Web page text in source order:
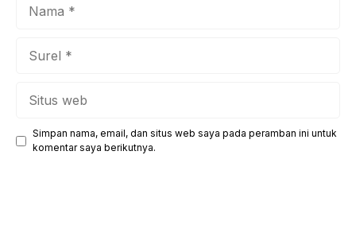
Simpan nama, email, dan situs web saya pada peramban ini untuk
komentar saya berikutnya.